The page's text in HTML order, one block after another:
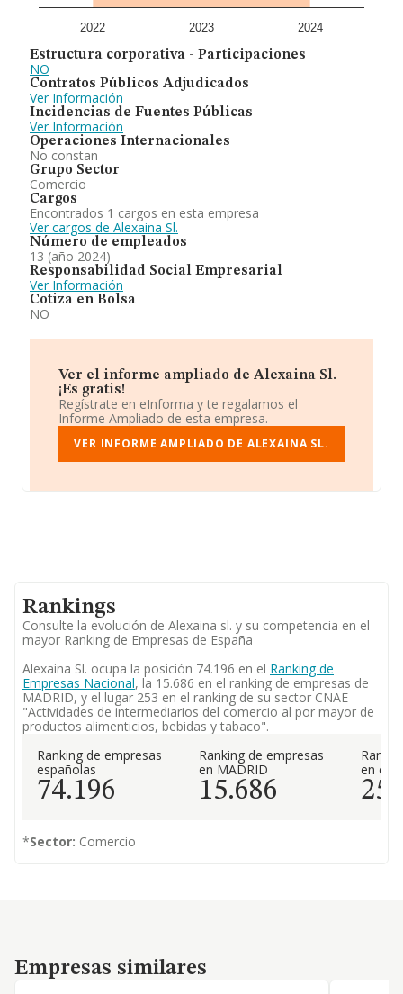
millones de euros. Con el fin de ampliar la información
relativa a las compañías, la media de empleados es de
13 años.
En definitiva,Alexaina S.Lestá especializada en cnae
4617. intermediarios del comercio de productos
alimenticios, bebidas y tabaco. comercio al por menor
de bebidas en establecimientos especializados. En
cuanto al ranking nacional, la empresa ha ganado
posiciones.
2022 2023 2024
Estructura corporativa - Participaciones
NO
Contratos Públicos Adjudicados
Ver Información
Incidencias de Fuentes Públicas
Ver Información
Operaciones Internacionales
No constan
Grupo Sector
Comercio
Cargos
Encontrados 1 cargos en esta empresa
Ver cargos de Alexaina Sl.
Número de empleados
13 (año 2024)
Responsabilidad Social Empresarial
Ver Información
Cotiza en Bolsa
NO
Ver el informe ampliado de Alexaina Sl.
¡Es gratis!
Regístrate en eInforma y te regalamos el
Informe Ampliado de esta empresa.
VER INFORME AMPLIADO DE ALEXAINA SL.
Rankings
Consulte la evolución de Alexaina sl. y su competencia en el
mayor Ranking de Empresas de España
Alexaina Sl. ocupa la posición 74.196 en el Ranking de
Empresas Nacional, la 15.686 en el ranking de empresas de
MADRID, y el lugar 253 en el ranking de su sector CNAE
"Actividades de intermediarios del comercio al por mayor de
productos alimenticios, bebidas y tabaco".
Ranking de empresas
españolas
74.196
Ranking de empresas
en MADRID
15.686
en el
253
*Sector: Comercio
Empresas similares
Empresas similares